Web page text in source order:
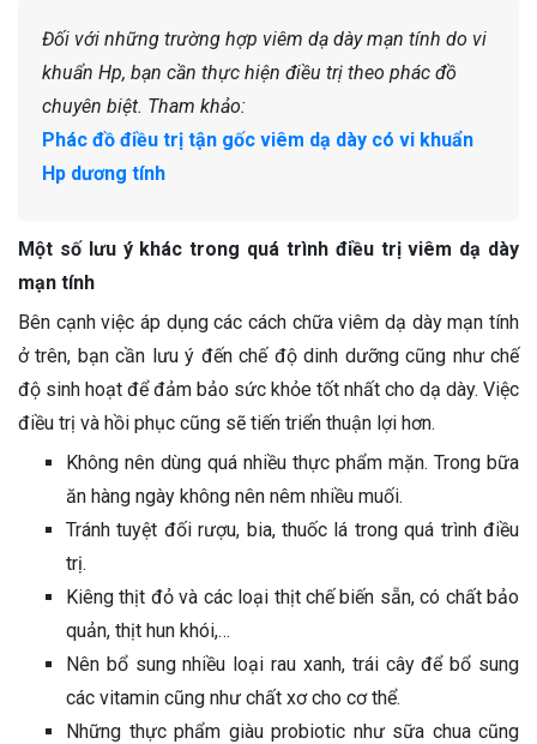
Đối với những trường hợp viêm dạ dày mạn tính do vi
khuẩn Hp, bạn cần thực hiện điều trị theo phác đồ
chuyên biệt. Tham khảo:
Phác đồ điều trị tận gốc viêm dạ dày có vi khuẩn
Hp dương tính
Một số lưu ý khác trong quá trình điều trị viêm dạ dày
mạn tính
Bên cạnh việc áp dụng các cách chữa viêm dạ dày mạn tính
ở trên, bạn cần lưu ý đến chế độ dinh dưỡng cũng như chế
độ sinh hoạt để đảm bảo sức khỏe tốt nhất cho dạ dày. Việc
điều trị và hồi phục cũng sẽ tiến triển thuận lợi hơn.
Không nên dùng quá nhiều thực phẩm mặn. Trong bữa
ăn hàng ngày không nên nêm nhiều muối.
Tránh tuyệt đối rượu, bia, thuốc lá trong quá trình điều
trị.
Kiêng thịt đỏ và các loại thịt chế biến sẵn, có chất bảo
quản, thịt hun khói,…
Nên bổ sung nhiều loại rau xanh, trái cây để bổ sung
các vitamin cũng như chất xơ cho cơ thể.
Những thực phẩm giàu probiotic như sữa chua cũng